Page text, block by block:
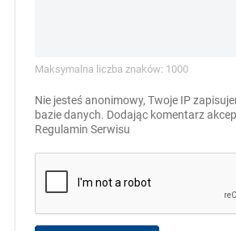
Maksymalna liczba znaków: 1000
Nie jesteś anonimowy, Twoje IP
bazie danych. Dodając komentarz
Regulamin Serwisu